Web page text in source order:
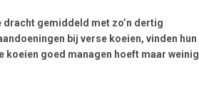
gemiddeld met zo’n dertig
bij verse koeien, vinden hun
goed managen hoeft maar weinig